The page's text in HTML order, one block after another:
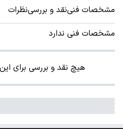
مشخصات فنینقد و بررسینظرات
مشخصات فنی ندارد
هیچ نقد و بررسی برای